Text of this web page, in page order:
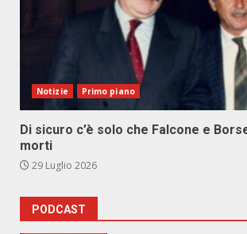
Notizie Primo piano
Di sicuro c’è solo che Falcone e
morti
29 Luglio 2026
PODCAST